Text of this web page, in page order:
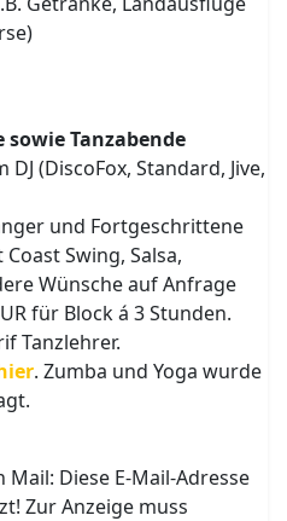
Tanzabende
(DiscoFox, Standard, Jive,
und Fortgeschrittene
Swing, Salsa,
Wünsche auf Anfrage
für Block á 3 Stunden.
Tanzlehrer.
. Zumba und Yoga wurde
Mail: Diese E-Mail-Adresse
Zur Anzeige muss